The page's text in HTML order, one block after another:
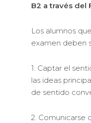
B2 a través del
Los alumnos
examen deben
1. Captar el
las ideas
de sentido
2. Comunicarse